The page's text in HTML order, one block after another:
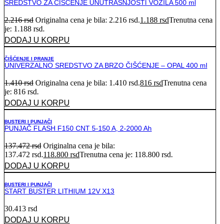
SREDSTVO ZA ČIŠĆENJE UNUTRAŠNJOSTI VOZILA 500 ml
2.216rsd Originalna cena je bila: 2.216 rsd.1.188 rsdTrenutna cena
je: 1.188 rsd.
DODAJ U KORPU
ČIŠĆENJE I PRANJE
UNIVERZALNO SREDSTVO ZA BRZO ČIŠĆENJE – OPAL 400 ml
1.410rsd Originalna cena je bila: 1.410 rsd.816 rsdTrenutna cena
je: 816 rsd.
DODAJ U KORPU
BUSTERI I PUNJAČI
PUNJAČ FLASH F150 CNT 5-150 A, 2-2000 Ah
137.472rsd Originalna cena je bila:
137.472 rsd.118.800 rsdTrenutna cena je: 118.800 rsd.
DODAJ U KORPU
BUSTERI I PUNJAČI
START BUSTER LITHIUM 12V X13
30.413 rsd
DODAJ U KORPU